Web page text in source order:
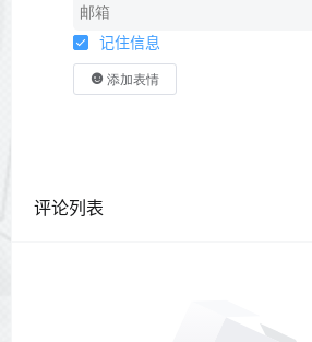
记住信息
添加表情
评论列表